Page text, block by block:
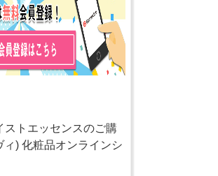
ストエッセンスのご購
ィ) 化粧品オンラインシ